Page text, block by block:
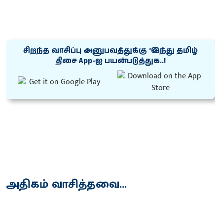
சிறந்த வாசிப்பு அனுபவத்துக்கு ‘இந்து தமிழ்
திசை App-ஐ பயன்படுத்துக..!
அதிகம் வாசித்தவை...